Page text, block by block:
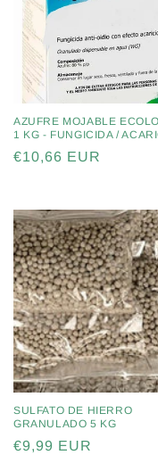
AZUFRE MOJABLE
1 KG - FUNGICIDA /
Precio
€10,66 EUR
SULFATO DE HIERRO
GRANULADO 5 KG
Precio
€9,99 EUR